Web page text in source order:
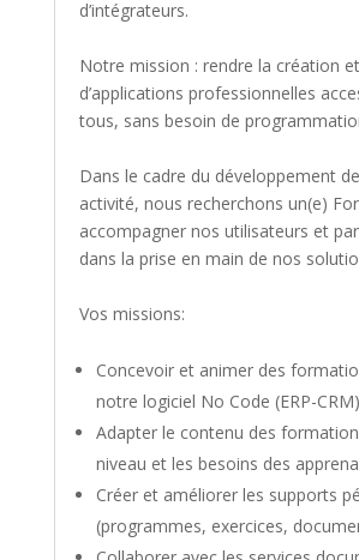
d’intégrateurs.
Notre mission : rendre la création
d’applications professionnelles
tous, sans besoin de
Dans le cadre du développement
activité, nous recherchons un(e)
accompagner nos utilisateurs et
dans la prise en main de nos
Vos missions:
Concevoir et animer des
notre logiciel No Code (ERP-CRM)
Adapter le contenu des
niveau et les besoins des
Créer et améliorer les supports
(programmes, exercices,